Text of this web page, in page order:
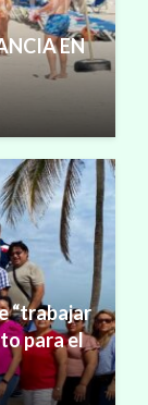
EN
“trabajar
para el